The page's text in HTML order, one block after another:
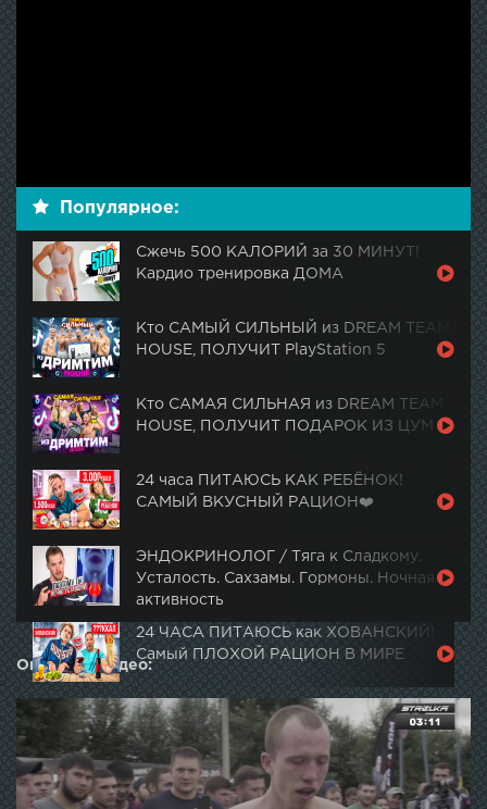
Популярное:
Сжечь 500 КАЛОРИЙ за 30 МИНУТ!
Кардио тренировка ДОМА
Кто САМЫЙ СИЛЬНЫЙ из DREAM TEAM
HOUSE, ПОЛУЧИТ PlayStation 5
Кто САМАЯ СИЛЬНАЯ из DREAM TEAM
HOUSE, ПОЛУЧИТ ПОДАРОК ИЗ ЦУМ
24 часа ПИТАЮСЬ КАК РЕБЁНОК!
САМЫЙ ВКУСНЫЙ РАЦИОН❤️
ЭНДОКРИНОЛОГ / Тяга к Сладкому.
Усталость. Сахзамы. Гормоны. Ночная
активность
24 ЧАСА ПИТАЮСЬ как ХОВАНСКИЙ!
Самый ПЛОХОЙ РАЦИОН В МИРЕ
Описание видео: